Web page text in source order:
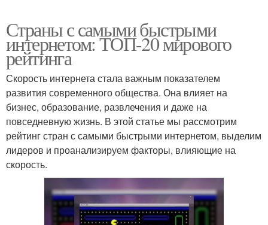
Страны с самыми быстрыми
интернетом: ТОП-20 мирового
рейтинга
Скорость интернета стала важным показателем
развития современного общества. Она влияет на
бизнес, образование, развлечения и даже на
повседневную жизнь. В этой статье мы рассмотрим
рейтинг стран с самыми быстрыми интернетом, выделим
лидеров и проанализируем факторы, влияющие на
скорость.